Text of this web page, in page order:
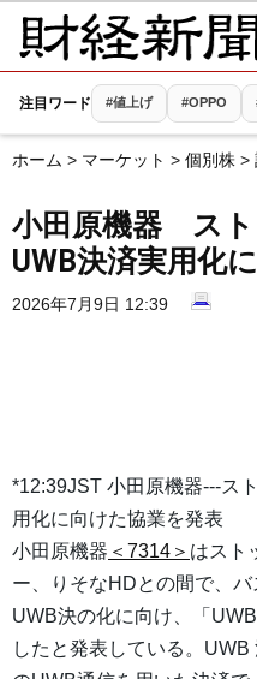
注目ワード #値上げ #OPPO
ホーム > マーケット > 個別株 >
小田原機器 スト
UWB決済実用化
2026年7月9日 12:39
*12:39JST 小田原機器---ス
用化に向けた協業を発表
小田原機器 ＜7314＞ はスト
ー、りそなHDとの間で、
UWB決の化に向け、「
したと発表している。